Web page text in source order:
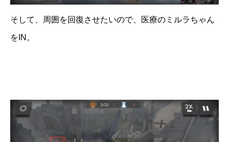
そして、周囲を回復させたいので、医療のミルラちゃん
をIN。